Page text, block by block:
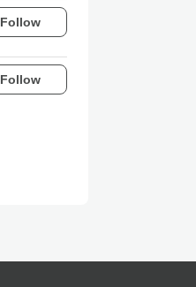
Follow
Follow